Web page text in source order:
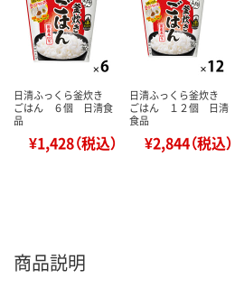
日清ふっくら釜炊き
ごはん ６個 日清食
品
¥1,428（税込）
日清ふっくら釜炊き
ごはん １２個 日清
食品
¥2,844（税込）
商品説明